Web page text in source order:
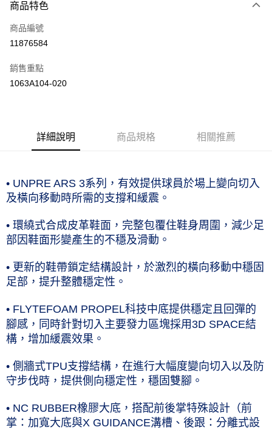
信用卡一次付款
運送方式
黑貓宅急便 (僅限台灣本島，離島恕不配送) 預計2-3個工作天到貨
每筆NT$120，滿NT$1,500(含以上)免運費
商品特色
商品編號
11876584
銷售重點
1063A104-020
詳細說明 商品規格 相關推薦
• UNPRE ARS 3系列，有效提供球員於場上變向切入
及橫向移動時所需的支撐和緩震。
• 環繞式合成皮革鞋面，完整包覆住鞋身周圍，減少足
部因鞋面形變產生的不穩及滑動。
• 更新的鞋帶鎖定結構設計，於激烈的橫向移動中穩固
足部，提升整體穩定性。
• FLYTEFOAM PROPEL科技中底提供穩定且回彈的
腳感，同時針對切入主要發力區塊採用3D SPACE結
構，增加緩震效果。
• 側牆式TPU支撐結構，在進行大幅度變向切入以及防
守步伐時，提供側向穩定性，穩固雙腳。
• NC RUBBER橡膠大底，搭配前後掌特殊設計（前
掌：加寬大底與X GUIDANCE溝槽、後跟：分離式設